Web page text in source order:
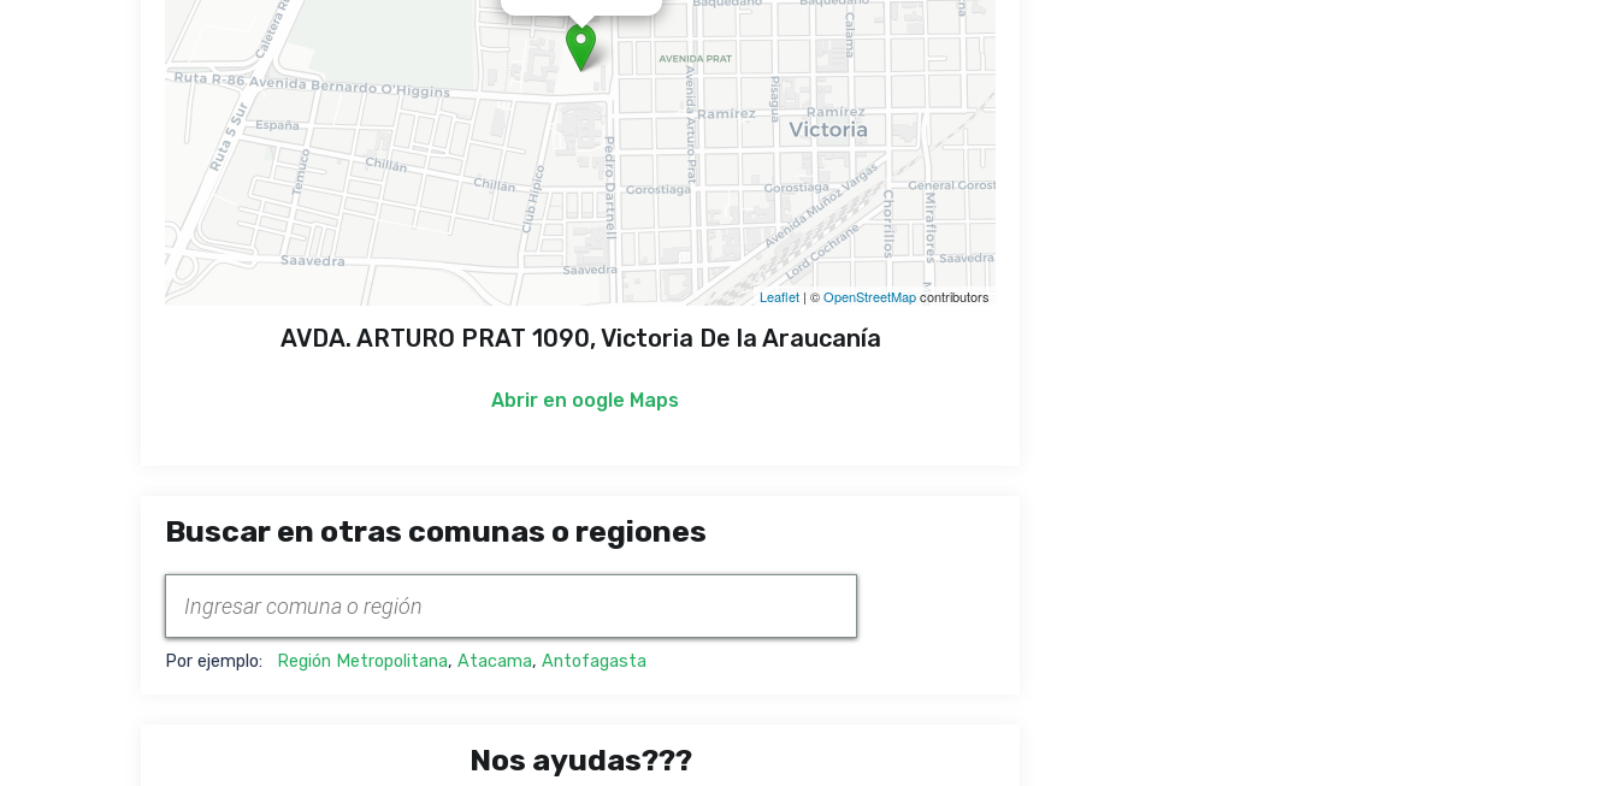
Leaflet | ©OpenStreetMapcontributors
AVDA. ARTURO PRAT 1090, Victoria De la Araucanía
Abrir en oogle Maps
Buscar en otras comunas o regiones
Por ejemplo: Región Metropolitana, Atacama, Antofagasta
Nos ayudas???